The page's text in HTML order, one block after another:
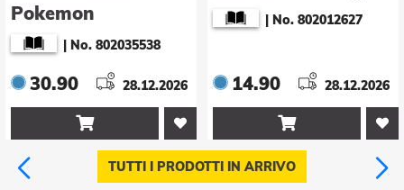
Pokemon
| No. 802035538
30.90 28.12.2026

| No. 802012627
14.90 28.12.2026

TUTTI I PRODOTTI IN ARRIVO